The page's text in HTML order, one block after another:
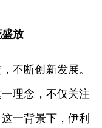
放
不断创新发展。
理念，不仅关注
一背景下，伊利